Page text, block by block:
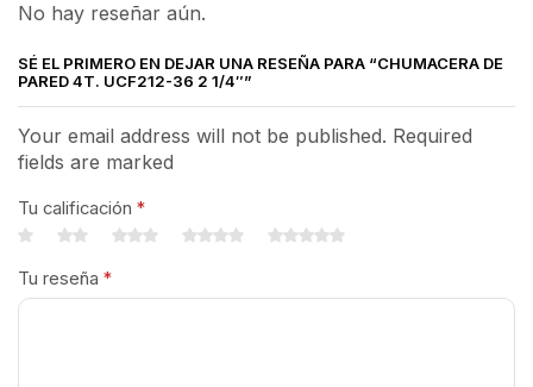
No hay reseñar aún.
SÉ EL PRIMERO EN DEJAR UNA RESEÑA PARA “CHUMACERA DE
PARED 4T. UCF212-36 2 1/4″”
Your email address will not be published. Required
fields are marked
Tu calificación *
Tu reseña *